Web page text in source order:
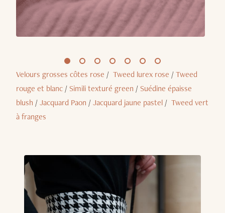
Velours grosses côtes rose / Tweed lurex rose /Tweed
rouge et blanc/Simili texturé green /Suédine épaisse
blush /Jacquard Paon /Jacquard jaune pastel/ Tweed vert
à franges